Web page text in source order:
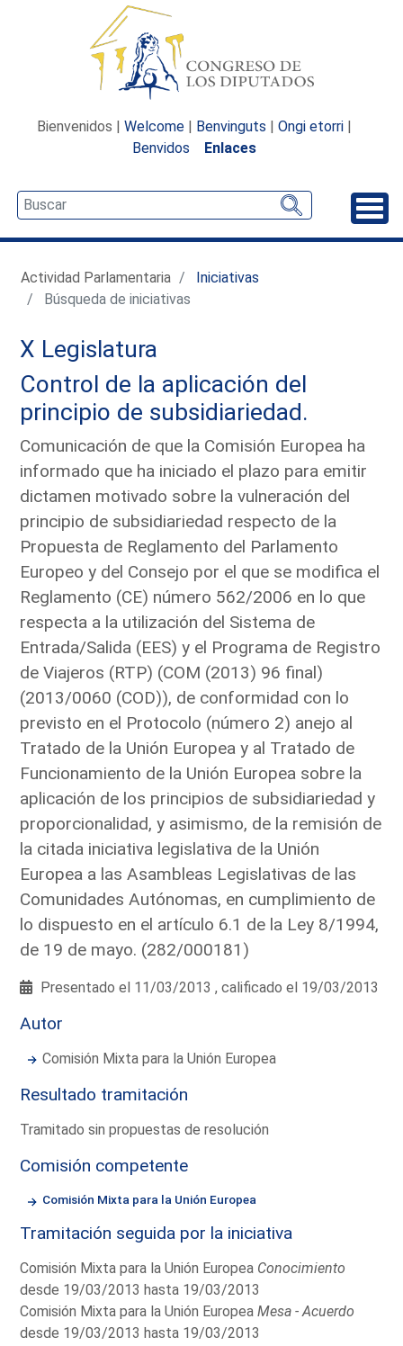
Bienvenidos | Welcome | Benvinguts | Ongi etorri |
Benvidos
Enlaces
Actividad Parlamentaria
Iniciativas
Búsqueda de iniciativas
X Legislatura
Control de la aplicación del
principio de subsidiariedad.
Comunicación de que la Comisión Europea ha
informado que ha iniciado el plazo para emitir
dictamen motivado sobre la vulneración del
principio de subsidiariedad respecto de la
Propuesta de Reglamento del Parlamento
Europeo y del Consejo por el que se modifica el
Reglamento (CE) número 562/2006 en lo que
respecta a la utilización del Sistema de
Entrada/Salida (EES) y el Programa de Registro
de Viajeros (RTP) (COM (2013) 96 final)
(2013/0060 (COD)), de conformidad con lo
previsto en el Protocolo (número 2) anejo al
Tratado de la Unión Europea y al Tratado de
Funcionamiento de la Unión Europea sobre la
aplicación de los principios de subsidiariedad y
proporcionalidad, y asimismo, de la remisión de
la citada iniciativa legislativa de la Unión
Europea a las Asambleas Legislativas de las
Comunidades Autónomas, en cumplimiento de
lo dispuesto en el artículo 6.1 de la Ley 8/1994,
de 19 de mayo. (282/000181)
Presentado el 11/03/2013 , calificado el 19/03/2013
Autor
Comisión Mixta para la Unión Europea
Resultado tramitación
Tramitado sin propuestas de resolución
Comisión competente
Comisión Mixta para la Unión Europea
Tramitación seguida por la iniciativa
Comisión Mixta para la Unión Europea Conocimiento
desde 19/03/2013 hasta 19/03/2013
Comisión Mixta para la Unión EuropeaMesa - Acuerdo
desde 19/03/2013 hasta 19/03/2013